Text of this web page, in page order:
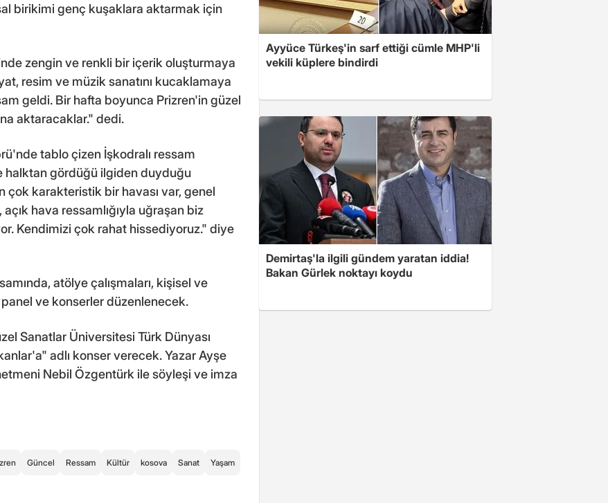
birikimi genç kuşaklara aktarmak için
zengin ve renkli bir içerik oluşturmaya
resim ve müzik sanatını kucaklamaya
geldi. Bir hafta boyunca Prizren'in güzel
aktaracaklar." dedi.
tablo çizen İşkodralı ressam
halktan gördüğü ilgiden duyduğu
karakteristik bir havası var, genel
hava ressamlığıyla uğraşan biz
Kendimizi çok rahat hissediyoruz." diye
atölye çalışmaları, kişisel ve
ve konserler düzenlenecek.
Sanatlar Üniversitesi Türk Dünyası
adlı konser verecek. Yazar Ayşe
Nebil Özgentürk ile söyleşi ve imza
Güncel Ressam Kültür kosova Sanat Yaşam
Ayyüce Türkeş'in sarf ettiği cümle MHP'li
vekili küplere bindirdi
Demirtaş'la ilgili gündem yaratan iddia!
Bakan Gürlek noktayı koydu